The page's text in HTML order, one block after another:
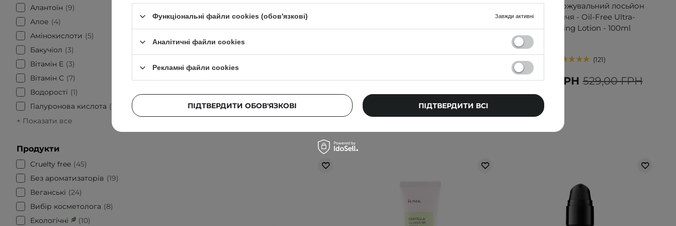
Алантоїн
9
Алое
4
Амінокислоти
5
Бакучіол
3
Вітамін Е 3
Вітамін С 7
Водорості
1
Гіалуронова кислота
+ Показати все
Продукти
Cruelty free
45
Без ароматизаторів
19
Веганські
24
Вибір косметолога
8
Екологічні
10
Dr. Althea - Green Tea Fresh
Sunscreen SPF50+ PA++++ -
Заспокійливий сонцезахисний крем
749,00 ГРН
674,00 ГРН
SkinTra - Let Your Skin Drink Up -
пребіотиками - Туба 50ml
790,00 ГРН
Cosrx - Зволожувальний лосьйон
для обличчя - Oil-Free Ultra-
Moisturizing Lotion - 100ml
121
529,00 ГРН
503,00 ГРН
Функціональні файли cookies (обов'язкові) Завжди активні
Аналітичні файли cookies
Рекламні файли cookies
ПІДТВЕРДИТИ ОБОВ'ЯЗКОВІ ПІДТВЕРДИТИ ВСІ